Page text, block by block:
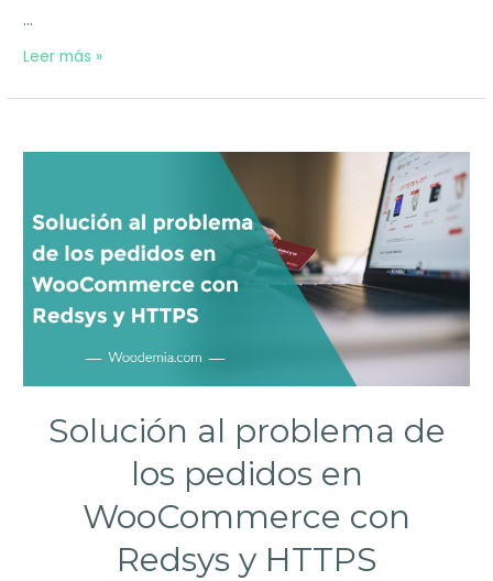
…
El
online
WooCommerce
3
Consejos
Leer más »
Solución al problema de
los pedidos en
WooCommerce con
Redsys y HTTPS